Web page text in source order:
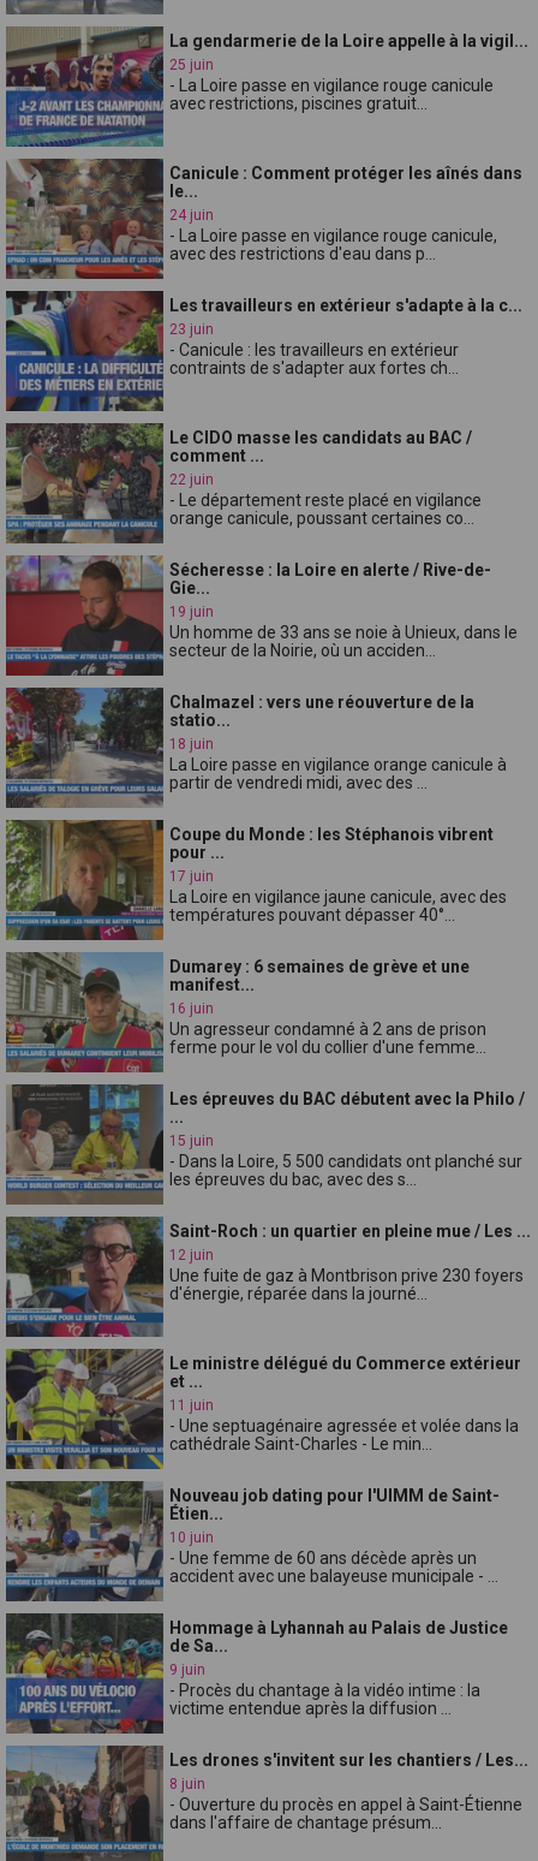
La gendarmerie de la Loire appelle à la vigil...
25 juin
- La Loire passe en vigilance rouge canicule
avec restrictions, piscines gratuit...
Canicule : Comment protéger les aînés dans
le...
24 juin
- La Loire passe en vigilance rouge canicule,
avec des restrictions d'eau dans p...
Les travailleurs en extérieur s'adapte à la c...
23 juin
- Canicule : les travailleurs en extérieur
contraints de s'adapter aux fortes ch...
Le CIDO masse les candidats au BAC /
comment ...
22 juin
- Le département reste placé en vigilance
orange canicule, poussant certaines co...
Sécheresse : la Loire en alerte / Rive-de-
Gie...
19 juin
Un homme de 33 ans se noie à Unieux, dans le
secteur de la Noirie, où un acciden...
Chalmazel : vers une réouverture de la
statio...
18 juin
La Loire passe en vigilance orange canicule à
partir de vendredi midi, avec des ...
Coupe du Monde : les Stéphanois vibrent
pour ...
17 juin
La Loire en vigilance jaune canicule, avec des
températures pouvant dépasser 40°...
Dumarey : 6 semaines de grève et une
manifest...
16 juin
Un agresseur condamné à 2 ans de prison
ferme pour le vol du collier d'une femme...
Les épreuves du BAC débutent avec la Philo /
...
15 juin
- Dans la Loire, 5 500 candidats ont planché sur
les épreuves du bac, avec des s...
Saint-Roch : un quartier en pleine mue / Les ...
12 juin
Une fuite de gaz à Montbrison prive 230 foyers
d'énergie, réparée dans la journé...
Le ministre délégué du Commerce extérieur
et ...
11 juin
- Une septuagénaire agressée et volée dans la
cathédrale Saint-Charles - Le min...
Nouveau job dating pour l'UIMM de Saint-
Étien...
10 juin
- Une femme de 60 ans décède après un
accident avec une balayeuse municipale - ...
Hommage à Lyhannah au Palais de Justice
de Sa...
9 juin
- Procès du chantage à la vidéo intime : la
victime entendue après la diffusion ...
Les drones s'invitent sur les chantiers / Les...
8 juin
- Ouverture du procès en appel à Saint-Étienne
dans l'affaire de chantage présum...